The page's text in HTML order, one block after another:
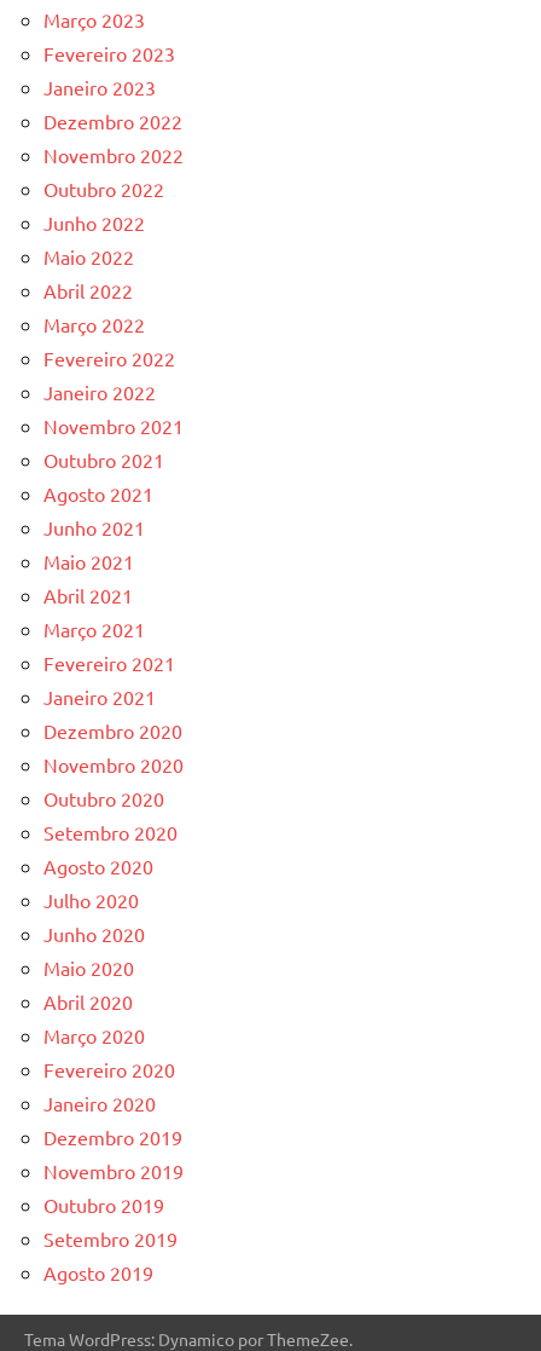
Março 2023
Fevereiro 2023
Janeiro 2023
Dezembro 2022
Novembro 2022
Outubro 2022
Junho 2022
Maio 2022
Abril 2022
Março 2022
Fevereiro 2022
Janeiro 2022
Novembro 2021
Outubro 2021
Agosto 2021
Junho 2021
Maio 2021
Abril 2021
Março 2021
Fevereiro 2021
Janeiro 2021
Dezembro 2020
Novembro 2020
Outubro 2020
Setembro 2020
Agosto 2020
Julho 2020
Junho 2020
Maio 2020
Abril 2020
Março 2020
Fevereiro 2020
Janeiro 2020
Dezembro 2019
Novembro 2019
Outubro 2019
Setembro 2019
Agosto 2019
Tema WordPress: Dynamico por ThemeZee.